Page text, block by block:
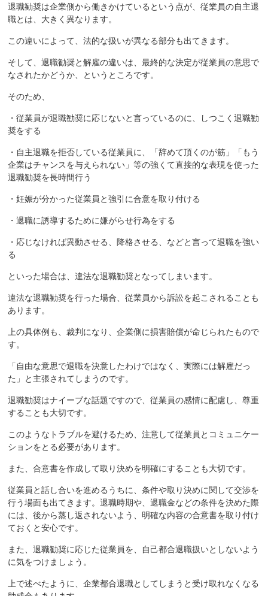
退職勧奨は企業側から働きかけているという点が、従業員の自主退
職とは、大きく異なります。
この違いによって、法的な扱いが異なる部分も出てきます。
そして、退職勧奨と解雇の違いは、最終的な決定が従業員の意思で
なされたかどうか、というところです。
そのため、
・従業員が退職勧奨に応じないと言っているのに、しつこく退職勧
奨をする
・自主退職を拒否している従業員に、「辞めて頂くのが筋」「もう
企業はチャンスを与えられない」等の強くて直接的な表現を使った
退職勧奨を長時間行う
・妊娠が分かった従業員と強引に合意を取り付ける
・退職に誘導するために嫌がらせ行為をする
・応じなければ異動させる、降格させる、などと言って退職を強い
る
といった場合は、違法な退職勧奨となってしまいます。
違法な退職勧奨を行った場合、従業員から訴訟を起こされることも
あります。
上の具体例も、裁判になり、企業側に損害賠償が命じられたもので
す。
「自由な意思で退職を決意したわけではなく、実際には解雇だっ
た」と主張されてしまうのです。
退職勧奨はナイーブな話題ですので、従業員の感情に配慮し、尊重
することも大切です。
このようなトラブルを避けるため、注意して従業員とコミュニケー
ションをとる必要があります。
また、合意書を作成して取り決めを明確にすることも大切です。
従業員と話し合いを進めるうちに、条件や取り決めに関して交渉を
行う場面も出てきます。退職時期や、退職金などの条件を決めた際
には、後から蒸し返されないよう、明確な内容の合意書を取り付け
ておくと安心です。
また、退職勧奨に応じた従業員を、自己都合退職扱いとしないよう
に気をつけましょう。
上で述べたように、企業都合退職としてしまうと受け取れなくなる